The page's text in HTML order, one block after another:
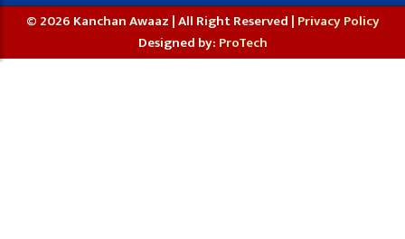
© 2026 Kanchan Awaaz | All Right Reserved | Privacy Policy
Designed by: ProTech